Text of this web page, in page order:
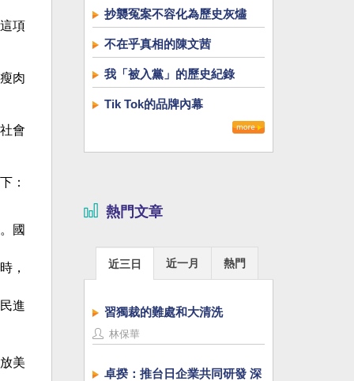
項
肉
會
：
國
，
進
美
抄襲冤案不容化為歷史灰燼
不在乎真相的陳文茜
我「被入黨」的歷史紀錄
Tik Tok的品牌內幕
熱門文章
近三日 近一月 熱門
習獨裁的難處和大清洗
林保華
卓揆：推台日企業共同研發 深